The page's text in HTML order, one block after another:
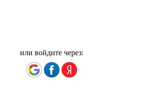
или войдите через: